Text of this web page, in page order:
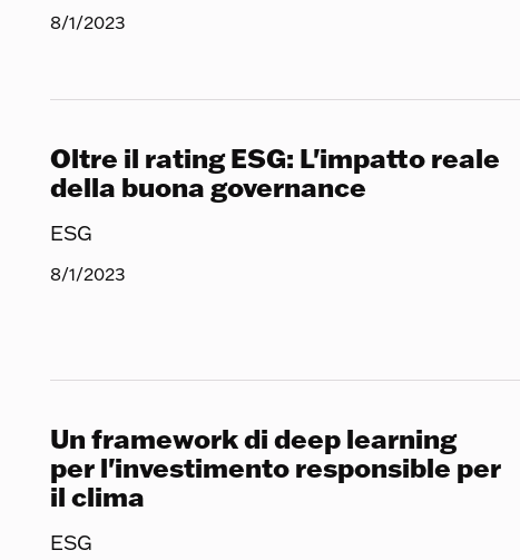
8/1/2023
Oltre il rating ESG: L'impatto reale
della buona governance
ESG
8/1/2023
Un framework di deep learning
per l'investimento responsible per
il clima
ESG